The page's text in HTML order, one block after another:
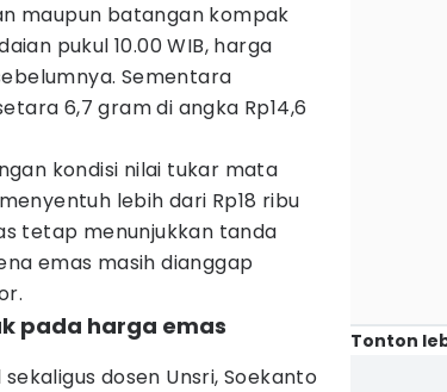
maupun batangan kompak
pukul 10.00 WIB, harga
Sementara
6,7 gram di angka Rp14,6
kondisi nilai tukar mata
menyentuh lebih dari Rp18 ribu
tetap menunjukkan tanda
emas masih dianggap
pada harga emas
dosen Unsri, Soekanto
Tonton